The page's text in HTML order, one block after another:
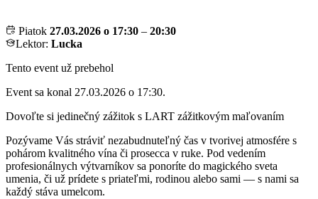
Piatok 27.03.2026 o 17:30 – 20:30
Lektor: Lucka
Tento event už prebehol
Event sa konal 27.03.2026 o 17:30.
Dovoľte si jedinečný zážitok s LART zážitkovým maľovaním
Pozývame Vás stráviť nezabudnuteľný čas v tvorivej atmosfére s
pohárom kvalitného vína či prosecca v ruke. Pod vedením
profesionálnych výtvarníkov sa ponoríte do magického sveta
umenia, či už prídete s priateľmi, rodinou alebo sami — s nami sa
každý stáva umelcom.